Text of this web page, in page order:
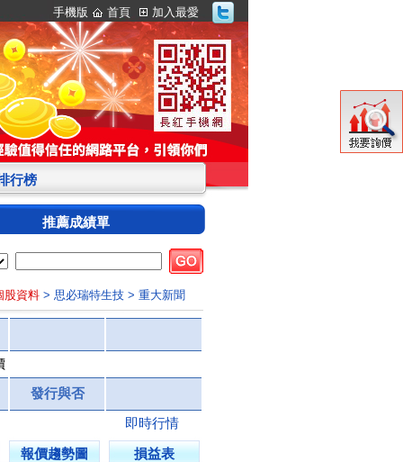
手機版 首頁 加入最愛
行榜
推薦成績單
股資料 > 思必瑞特生技 > 重大新聞
發行與否
即時行情
報價趨勢圖 損益表